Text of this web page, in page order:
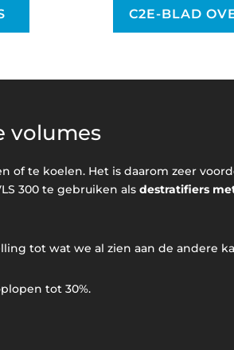
C2E-BLAD
volumes
of te koelen. Het is daarom zeer
300 te gebruiken alsdestratifiers
tot wat we al zien aan de andere
tot 30%.